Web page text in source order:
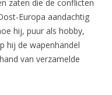
zaten die de conflicten
Europa aandachtig
hij, puur als hobby,
hij de wapenhandel
van verzamelde